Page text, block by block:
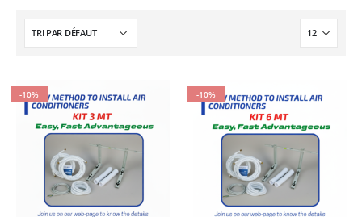
-10% -10%